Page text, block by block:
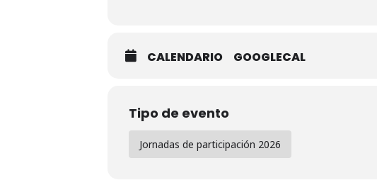
CALENDARIO GOOGLECAL
Tipo de evento
Jornadas de participación 2026